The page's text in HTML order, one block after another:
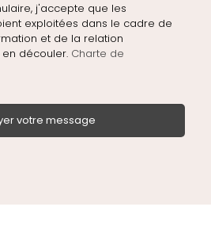
j'accepte que les
exploitées dans le cadre de
et de la relation
découler. Charte de